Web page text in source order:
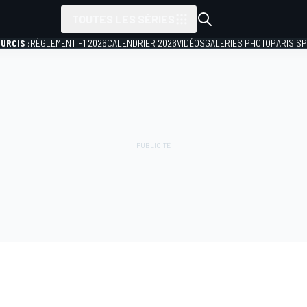
:RÈGLEMENT F1 2026CALENDRIER 2026VIDÉOSGALERIES PHOTOPARIS